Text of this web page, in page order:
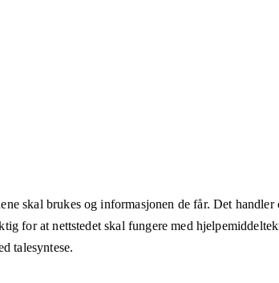
skal brukes og informasjonen de får. Det
for at nettstedet skal fungere med
talesyntese.